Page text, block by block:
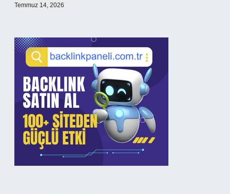
Temmuz 14, 2026